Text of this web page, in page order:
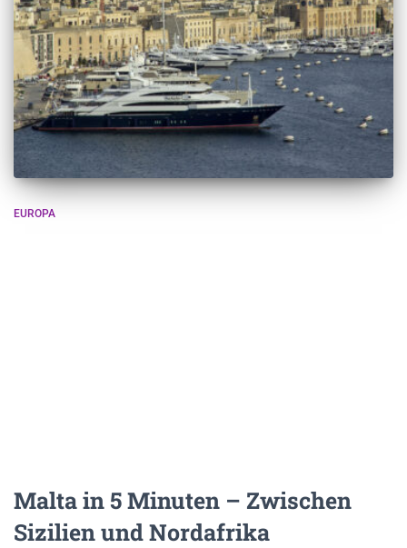
EUROPA
Malta in 5 Minuten – Zwischen
Sizilien und Nordafrika